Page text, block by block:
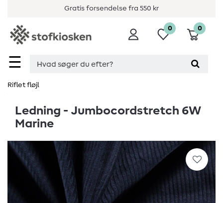
Gratis forsendelse fra 550 kr
☰
0 0
Riflet fløjl
Ledning - Jumbocordstretch 6W
Marine